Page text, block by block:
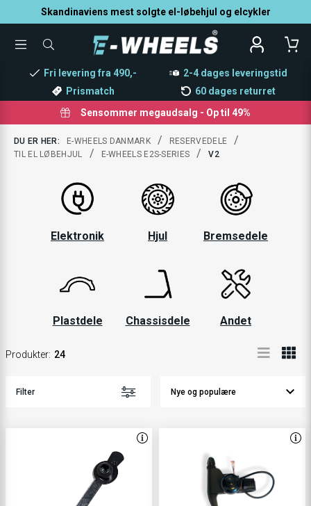
Skandinaviens mest solgte el-løbehjul og elcykler
TOGGLESØG
Fri levering fra 490,-
2-4 dages leveringstid
Prismatch
60 dages returret
Sensommer megaudsalg - Op til 49%
DU ER HER: E-WHEELS DANMARK / RESERVEDELE /
TIL EL LØBEHJUL / E-WHEELS E2S-SERIES / V2
Elektronik Hjul Bremsedele
Plastdele Chassisdele Andet
Produkter: 24
Filter